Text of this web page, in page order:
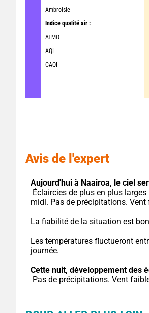
Ambroisie
Indice qualité air :
ATMO
AQI
CAQI
Avis de l'expert
Aujourd'hui à Naairoa, le ciel
midi. Pas de précipitations. Vent
La fiabilité de la situation est
Les températures fluctueront
journée.
Cette nuit, développement des
Pas de précipitations. Vent